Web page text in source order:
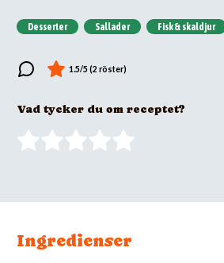
Desserter Sallader Fisk & skaldjur
Vad tycker du om receptet?
Ingredienser